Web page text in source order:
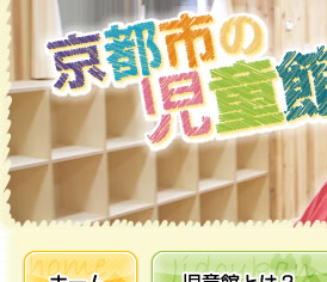
ホーム 児童館とは？